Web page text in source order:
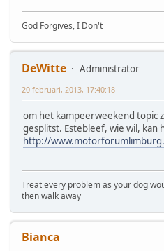
God Forgives, I Don't
DeWitte Administrator
20 februari, 2013, 17:40:18
om het kampeerweekend topic
gesplitst. Estebleef, wie wil, kan
http://
Treat every problem as your dog
then walk away
Bianca